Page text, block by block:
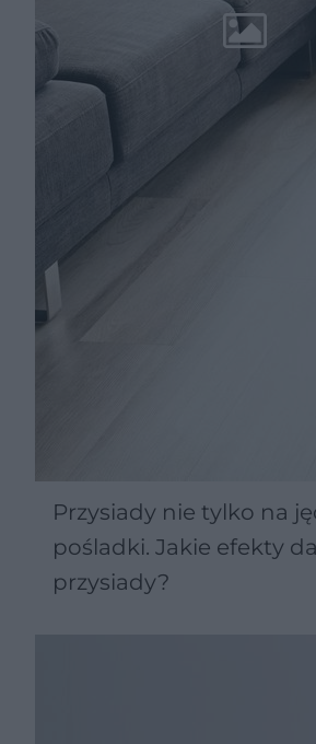
Przysiady nie tylko na
pośladki. Jakie efekty
przysiady?